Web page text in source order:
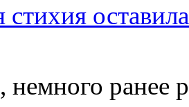
ранее